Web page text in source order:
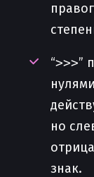
“>>>”
но
знак.